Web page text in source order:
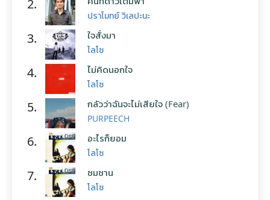
2.
ปราโมทย์ วิเลปะนะ
3. ใจสั่งมา
โลโซ
4. ไม่คิดนอกใจ
โลโซ
5. กลัวว่าฉันจะไม่เสียใจ (Fear)
PURPEECH
6. อะไรก็ยอม
โลโซ
7. ซมซาน
โลโซ